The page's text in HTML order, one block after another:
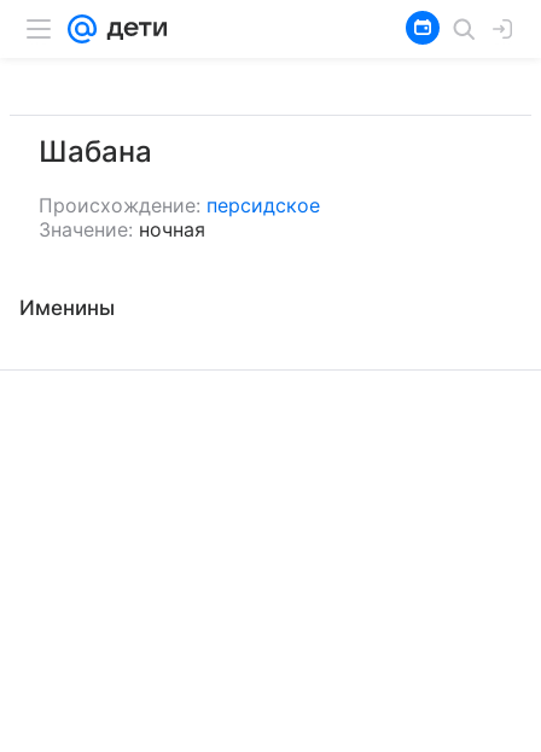
Шабана
Происхождение: персидское
Значение: ночная
Именины